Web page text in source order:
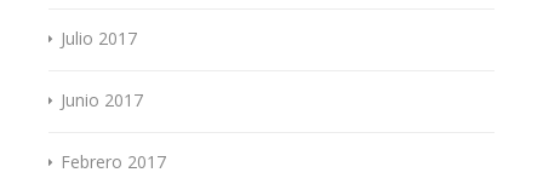
Julio 2017
Junio 2017
Febrero 2017